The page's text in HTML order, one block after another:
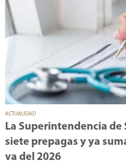
ACTUALIDAD
La Superintendencia de
siete prepagas y ya
va del 2026